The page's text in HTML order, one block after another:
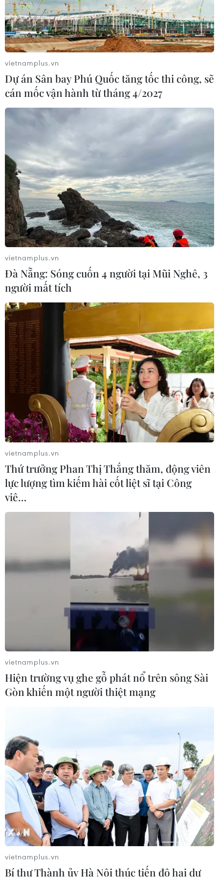
TIN CÙNG CHUYÊN MỤC
Xây dựng hành lang pháp lý để tháo
gỡ điểm nghẽn, đưa công nghiệp văn
hóa phát triển
09/08/2026 05:26
Cứu sống trẻ sinh cực non 25 tuần
thai, nặng gần 700 gram
vietnamplus.vn
Dự án Sân bay Phú Quốc tăng tốc thi công, sẽ
cán mốc vận hành từ tháng 4/2027
vietnamplus.vn
Đà Nẵng: Sóng cuốn 4 người tại Mũi Nghê, 3
người mất tích
vietnamplus.vn
Thứ trưởng Phan Thị Thắng thăm, động viên
lực lượng tìm kiếm hài cốt liệt sĩ tại Công
viê…
vietnamplus.vn
Hiện trường vụ ghe gỗ phát nổ trên sông Sài
Gòn khiến một người thiệt mạng
vietnamplus.vn
Bí thư Thành ủy Hà Nội thúc tiến độ hai dự